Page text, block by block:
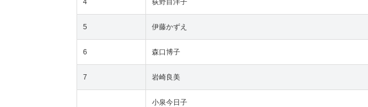
4 荻野目洋子
5 伊藤かずえ
6 森口博子
7 岩崎良美
小泉今日子